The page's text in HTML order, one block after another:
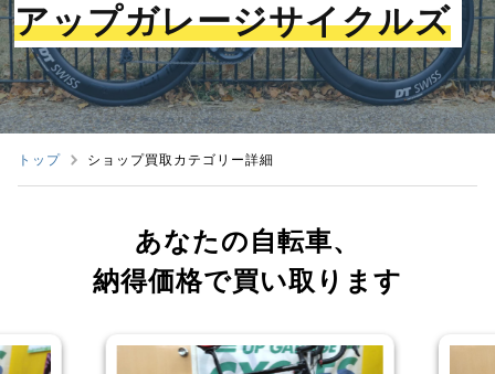
アップガレージサイクルズ
トップ ショップ買取カテゴリー詳細
あなたの自転車、
納得価格で買い取ります